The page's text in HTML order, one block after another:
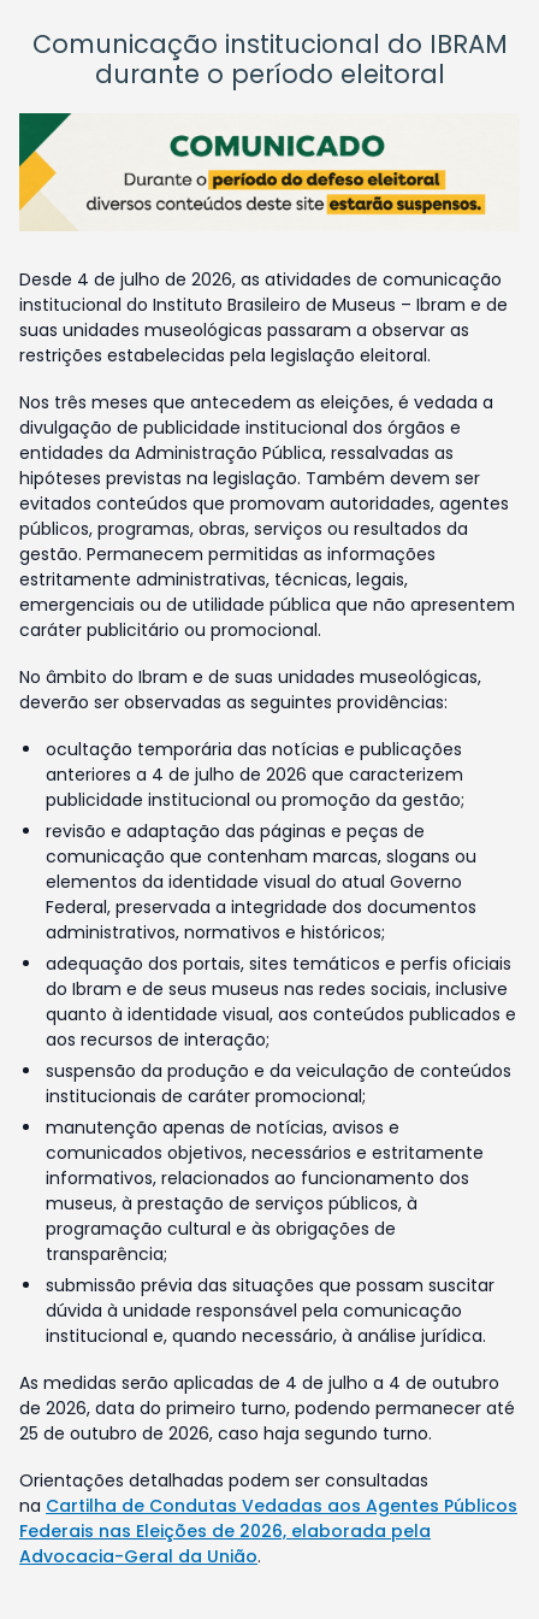
Comunicação institucional do IBRAM
durante o período eleitoral
Desde 4 de julho de 2026, as atividades de comunicação
institucional do Instituto Brasileiro de Museus – Ibram e de
suas unidades museológicas passaram a observar as
restrições estabelecidas pela legislação eleitoral.
Nos três meses que antecedem as eleições, é vedada a
divulgação de publicidade institucional dos órgãos e
entidades da Administração Pública, ressalvadas as
hipóteses previstas na legislação. Também devem ser
evitados conteúdos que promovam autoridades, agentes
públicos, programas, obras, serviços ou resultados da
gestão. Permanecem permitidas as informações
estritamente administrativas, técnicas, legais,
emergenciais ou de utilidade pública que não apresentem
caráter publicitário ou promocional.
No âmbito do Ibram e de suas unidades museológicas,
deverão ser observadas as seguintes providências:
ocultação temporária das notícias e publicações
anteriores a 4 de julho de 2026 que caracterizem
publicidade institucional ou promoção da gestão;
revisão e adaptação das páginas e peças de
comunicação que contenham marcas, slogans ou
elementos da identidade visual do atual Governo
Federal, preservada a integridade dos documentos
administrativos, normativos e históricos;
adequação dos portais, sites temáticos e perfis oficiais
do Ibram e de seus museus nas redes sociais, inclusive
quanto à identidade visual, aos conteúdos publicados e
aos recursos de interação;
suspensão da produção e da veiculação de conteúdos
institucionais de caráter promocional;
manutenção apenas de notícias, avisos e
comunicados objetivos, necessários e estritamente
informativos, relacionados ao funcionamento dos
museus, à prestação de serviços públicos, à
programação cultural e às obrigações de
transparência;
submissão prévia das situações que possam suscitar
dúvida à unidade responsável pela comunicação
institucional e, quando necessário, à análise jurídica.
As medidas serão aplicadas de 4 de julho a 4 de outubro
de 2026, data do primeiro turno, podendo permanecer até
25 de outubro de 2026, caso haja segundo turno.
Orientações detalhadas podem ser consultadas
na Cartilha de Condutas Vedadas aos Agentes Públicos
Federais nas Eleições de 2026, elaborada pela
Advocacia-Geral da União.